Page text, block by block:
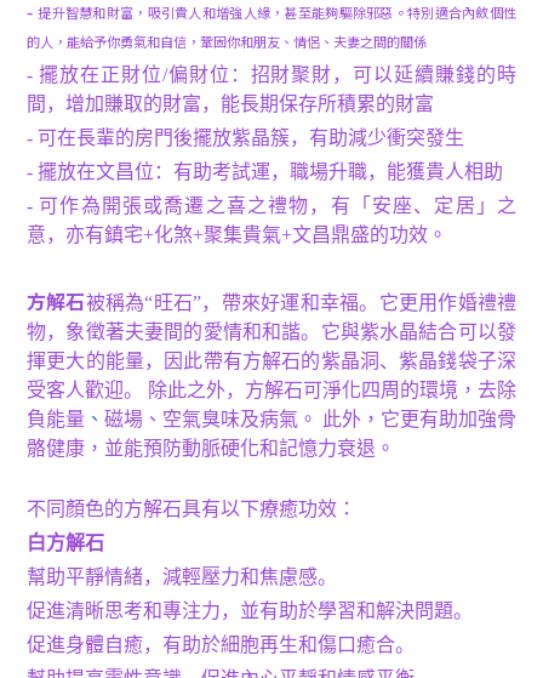
-提升智慧和財富，吸引貴人和增強人緣，甚至能夠驅除邪惡。特別適合內斂個性
的人，能給予你勇氣和自信，鞏固你和朋友、情侶、夫妻之間的關係
- 擺放在正財位/偏財位：招財聚財，可以延續賺錢的時
間，增加賺取的財富，能長期保存所積累的財富
- 可在長輩的房門後擺放紫晶簇，有助減少衝突發生
- 擺放在文昌位：有助考試運，職場升職，能獲貴人相助
- 可作為開張或喬遷之喜之禮物，有「安座、定居」之
意，亦有鎮宅+化煞+聚集貴氣+文昌鼎盛的功效 。
方解石被稱為“旺石”，帶來好運和幸福。它更用作婚禮禮
物，象徵著夫妻間的愛情和和諧。它與紫水晶結合可以發
揮更大的能量，因此帶有方解石的紫晶洞、紫晶錢袋子深
受客人歡迎。
除此之外， 方解石可淨化四周的環境，去除
負能量 、 磁場、空氣臭味及病氣。 此外，它更有助加強骨
骼健康，並能預防動脈硬化和記憶力衰退。
不同顏色的方解石具有以下療癒功效：
白方解石
幫助平靜情緒，減輕壓力和焦慮感。
促進清晰思考和專注力，並有助於學習和解決問題。
促進身體自癒，有助於細胞再生和傷口癒合。